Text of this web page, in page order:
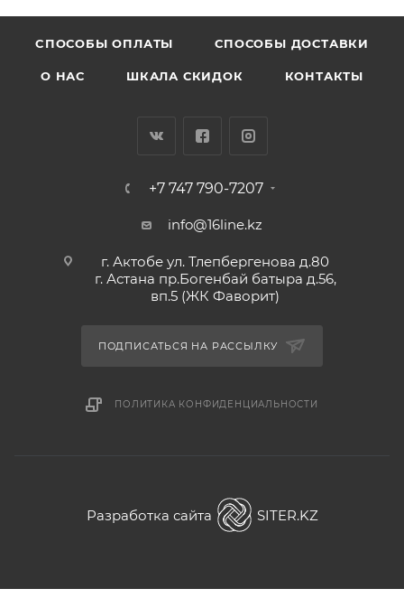
CПОСОБЫ ОПЛАТЫ СПОСОБЫ ДОСТАВКИ
О НАС ШКАЛА СКИДОК КОНТАКТЫ
+7 747 790-7207
info@16line.kz
г. Актобе ул. Тлепбергенова д.80
г. Астана пр.Богенбай батыра д.56,
вп.5 (ЖК Фаворит)
ПОДПИСАТЬСЯ НА РАССЫЛКУ
ПОЛИТИКА КОНФИДЕНЦИАЛЬНОСТИ
Разработка сайта SITER.KZ